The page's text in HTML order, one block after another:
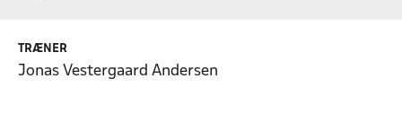
TRÆNER
Jonas Vestergaard Andersen